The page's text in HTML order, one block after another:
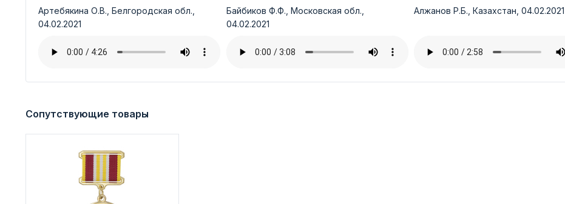
Артебякина О.В., Белгородская обл.,
04.02.2021
Байбиков Ф.Ф., Московская обл.,
04.02.2021
Алжанов Р.Б., Казахстан, 04.02.2021
Сопутствующие товары